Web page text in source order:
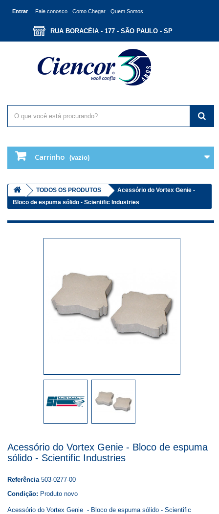
Entrar Fale conosco Como Chegar Quem Somos
RUA BORACÉIA - 177 - SÃO PAULO - SP
Carrinho (vazio)
TODOS OS PRODUTOS
Acessório do Vortex Genie -
Bloco de espuma sólido - Scientific Industries
Acessório do Vortex Genie - Bloco de espuma
sólido - Scientific Industries
Referência 503-0277-00
Condição: Produto novo
Acessório do Vortex Genie - Bloco de espuma sólido - Scientific